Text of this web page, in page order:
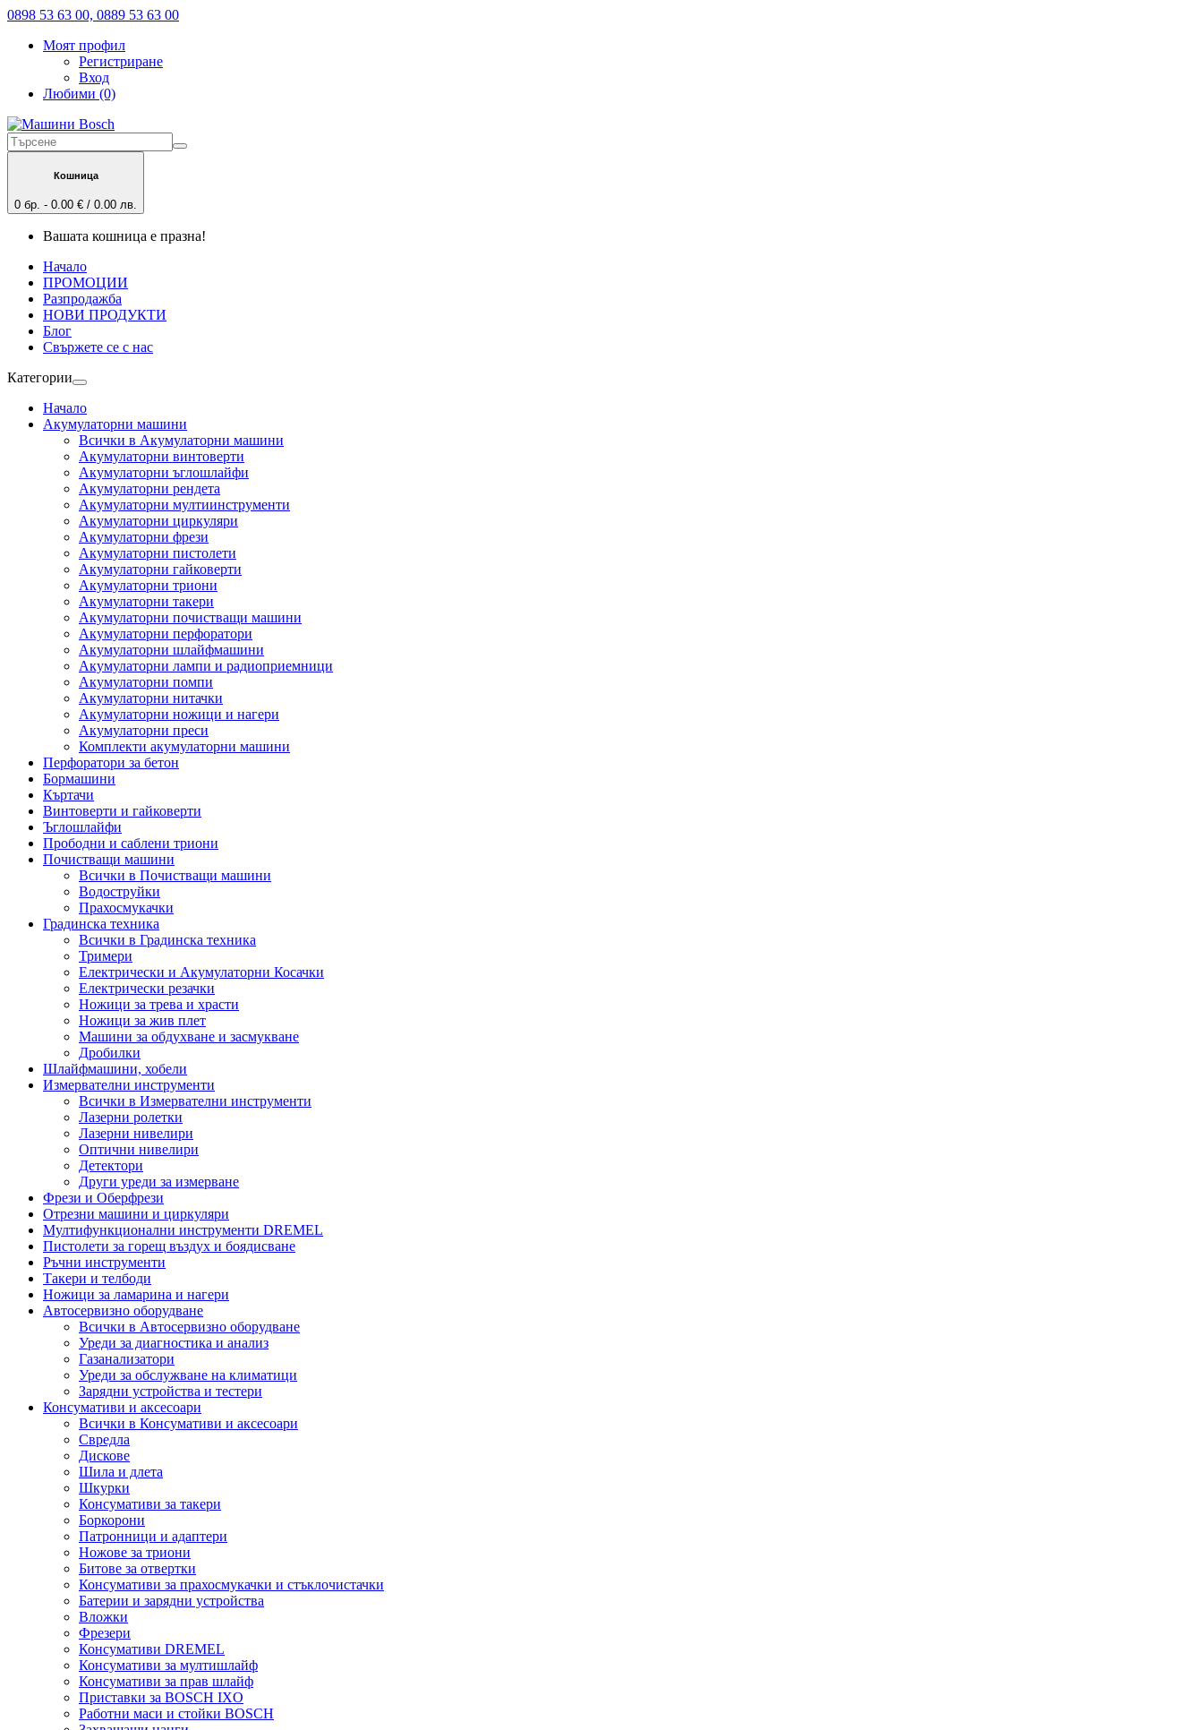
0898 53 63 00, 0889 53 63 00
Моят профил
Регистриране
Вход
Любими (0)
Кошница
0 бр. - 0.00 € / 0.00 лв.
Вашата кошница е празна!
Начало
ПРОМОЦИИ
Разпродажба
НОВИ ПРОДУКТИ
Блог
Свържете се с нас
Категории
Начало
Акумулаторни машини
Всички в Акумулаторни машини
Акумулаторни винтоверти
Акумулаторни ъглошлайфи
Акумулаторни рендета
Акумулаторни мултиинструменти
Акумулаторни циркуляри
Акумулаторни фрези
Акумулаторни пистолети
Акумулаторни гайковерти
Акумулаторни триони
Акумулаторни такери
Акумулаторни почистващи машини
Акумулаторни перфоратори
Акумулаторни шлайфмашини
Акумулаторни лампи и радиоприемници
Акумулаторни помпи
Акумулаторни нитачки
Акумулаторни ножици и нагери
Акумулаторни преси
Комплекти акумулаторни машини
Перфоратори за бетон
Бормашини
Къртачи
Винтоверти и гайковерти
Ъглошлайфи
Прободни и саблени триони
Почистващи машини
Всички в Почистващи машини
Водоструйки
Прахосмукачки
Градинска техника
Всички в Градинска техника
Тримери
Електрически и Акумулаторни Косачки
Електрически резачки
Ножици за трева и храсти
Ножици за жив плет
Машини за обдухване и засмукване
Дробилки
Шлайфмашини, хобели
Измервателни инструменти
Всички в Измервателни инструменти
Лазерни ролетки
Лазерни нивелири
Оптични нивелири
Детектори
Други уреди за измерване
Фрези и Оберфрези
Отрезни машини и циркуляри
Мултифункционални инструменти DREMEL
Пистолети за горещ въздух и боядисване
Ръчни инструменти
Такери и телбоди
Ножици за ламарина и нагери
Автосервизно оборудване
Всички в Автосервизно оборудване
Уреди за диагностика и анализ
Газанализатори
Уреди за обслужване на климатици
Зарядни устройства и тестери
Консумативи и аксесоари
Всички в Консумативи и аксесоари
Свредла
Дискове
Шила и длета
Шкурки
Консумативи за такери
Боркорони
Патронници и адаптери
Ножове за триони
Битове за отвертки
Консумативи за прахосмукачки и стъклочистачки
Батерии и зарядни устройства
Вложки
Фрезери
Консумативи DREMEL
Консумативи за мултишлайф
Консумативи за прав шлайф
Приставки за BOSCH IXO
Работни маси и стойки BOSCH